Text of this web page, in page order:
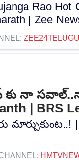
Rao Hot
| Zee
నా
| BRS
|